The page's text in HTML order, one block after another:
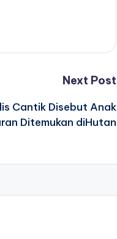
Next Post
Cantik Disebut Anak
Ditemukan diHutan